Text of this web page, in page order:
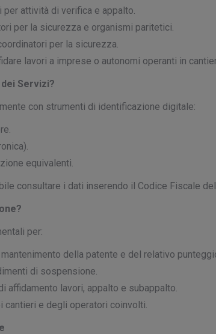
attività di verifica e appalto.
per la sicurezza e organismi paritetici.
per la sicurezza.
lavori a imprese o autonomi operanti in
Servizi?
con strumenti di identificazione digitale:
equivalenti.
consultare i dati inserendo il Codice Fiscale
per:
della patente e del relativo
di sospensione.
affidamento lavori, appalto e subappalto.
cantieri e degli operatori coinvolti.